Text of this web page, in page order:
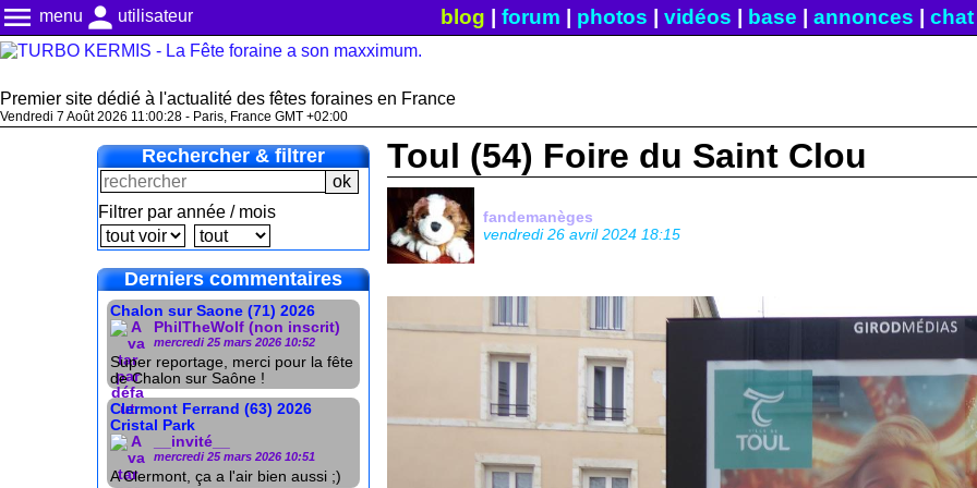
menu menu person utilisateur blog forum photos vidéos base annonces chat|
Premier site dédié à l'actualité des fêtes foraines en France
Vendredi 7 Août 2026 11:00:30 - Paris, France GMT +02:00
Rechercher & filtrer
Filtrer par année / mois
Derniers commentaires
Chalon sur Saone (71) 2026
PhilTheWolf (non inscrit)
mercredi 25 mars 2026 10:52
Super reportage, merci pour la fête
de Chalon sur Saône !
Clermont Ferrand (63) 2026
Cristal Park
__invité__
mercredi 25 mars 2026 10:51
A Clermont, ça a l'air bien aussi ;)
Toul (54) Foire du Saint Clou
fandemanèges
vendredi 26 avril 2024 18:15